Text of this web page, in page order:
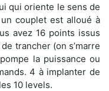
qui oriente le sens de
couplet est alloué à
avez 16 points issus
trancher (on s’marre
la puissance ou
4 à implanter de
10 levels.